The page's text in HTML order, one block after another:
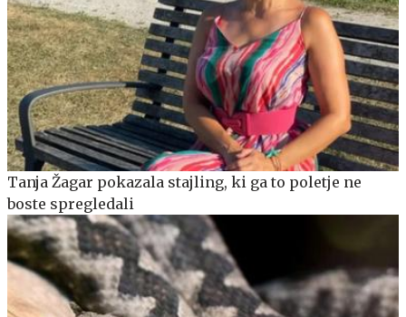
Tanja Žagar pokazala stajling, ki ga to poletje ne
boste spregledali